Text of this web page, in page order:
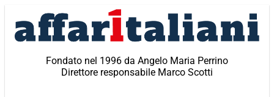
contenuto
Fondato nel 1996 da Angelo Maria Perrino
Direttore responsabile Marco Scotti